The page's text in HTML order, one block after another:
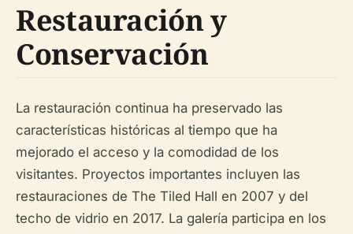
Restauración y
Conservación
La restauración continua ha preservado las
características históricas al tiempo que ha
mejorado el acceso y la comodidad de los
visitantes. Proyectos importantes incluyen las
restauraciones de The Tiled Hall en 2007 y del
techo de vidrio en 2017. La galería participa en los